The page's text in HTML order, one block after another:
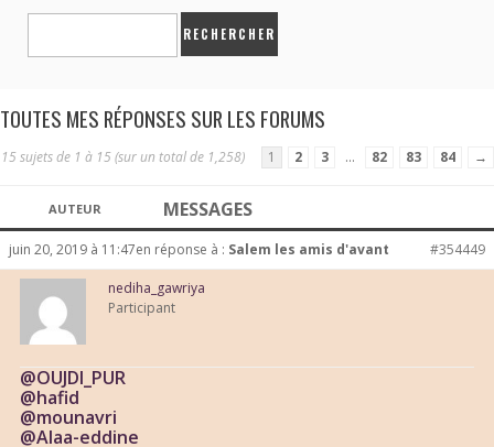
TOUTES MES RÉPONSES SUR LES FORUMS
15 sujets de 1 à 15 (sur un total de 1,258) 1 2 3 … 82 83 84 →
AUTEUR MESSAGES
juin 20, 2019 à 11:47en réponse à : Salem les amis d'avant #354449
nediha_gawriya
Participant
@OUJDI_PUR
@hafid
@mounavri
@Alaa-eddine